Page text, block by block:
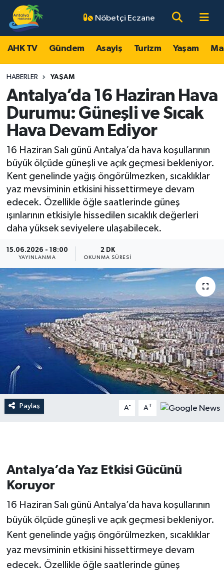
Nöbetçi Eczane
AHK TV Gündem Asayiş Turizm Yaşam
HABERLER YAŞAM
Antalya’da 16 Haziran Hava
Durumu: Güneşli ve Sıcak
Hava Devam Ediyor
16 Haziran Salı günü Antalya’da hava koşullarının
büyük ölçüde güneşli ve açık geçmesi bekleniyor.
Kent genelinde yağış öngörülmezken, sıcaklıklar
yaz mevsiminin etkisini hissettirmeye devam
edecek. Özellikle öğle saatlerinde güneş
ışınlarının etkisiyle hissedilen sıcaklık değerleri
daha yüksek seviyelere ulaşabilecek.
15.06.2026 - 18:00
YAYINLANMA
2 DK
OKUNMA SÜRESI
Paylaş A- A+
Antalya’da Yaz Etkisi Gücünü
Koruyor
16 Haziran Salı günü Antalya’da hava koşullarının
büyük ölçüde güneşli ve açık geçmesi bekleniyor.
Kent genelinde yağış öngörülmezken, sıcaklıklar
yaz mevsiminin etkisini hissettirmeye devam
edecek. Özellikle öğle saatlerinde güneş
AHK TV
Gündem
Asayiş
Turizm
Magazin
Ekonomi
Spor
Resmi Reklamlar
Antalya Nöbetçi Eczaneler
Antalya Hava Durumu
Antalya Namaz Vakitleri
Antalya Trafik Yoğunluk Haritası
Süper Lig Puan Durumu ve Fikstür
Tüm Manşetler
Son Dakika Haberleri
Haber Arşivi